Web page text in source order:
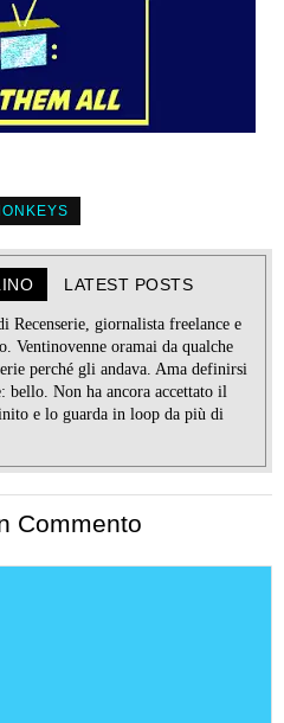
LATEST POSTS
Recenserie, giornalista freelance e
Ventinovenne oramai da qualche
perché gli andava. Ama definirsi
bello. Non ha ancora accettato il
e lo guarda in loop da più di
Commento